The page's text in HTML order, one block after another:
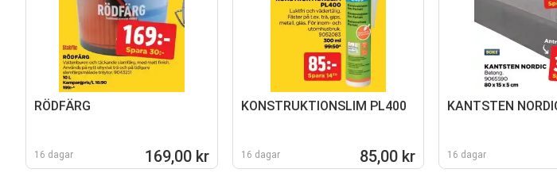
RÖDFÄRG
16 dagar 169,00 kr
KONSTRUKTIONSLIM PL400
16 dagar 85,00 kr
KANTSTEN
16 dagar